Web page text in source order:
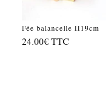
Fée balancelle H19cm
24.00€ TTC